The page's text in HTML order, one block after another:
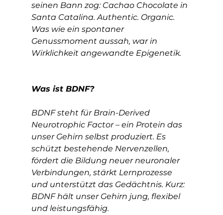
seinen Bann zog: Cachao Chocolate in
Santa Catalina. Authentic. Organic.
Was wie ein spontaner
Genussmoment aussah, war in
Wirklichkeit angewandte Epigenetik.
Was ist BDNF?
BDNF steht für Brain-Derived
Neurotrophic Factor – ein Protein das
unser Gehirn selbst produziert. Es
schützt bestehende Nervenzellen,
fördert die Bildung neuer neuronaler
Verbindungen, stärkt Lernprozesse
und unterstützt das Gedächtnis. Kurz:
BDNF hält unser Gehirn jung, flexibel
und leistungsfähig.